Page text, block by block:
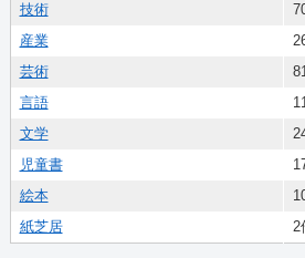
技術
産業
芸術
言語
文学
児童書
絵本
紙芝居
2